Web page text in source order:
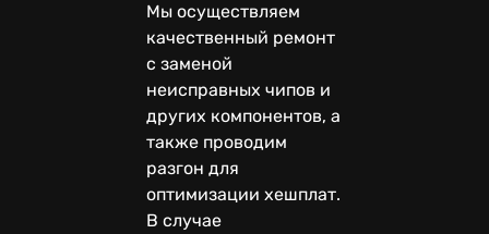
Мы осуществляем
качественный ремонт
с заменой
неисправных чипов и
других компонентов, а
также проводим
разгон для
оптимизации хешплат.
В случае